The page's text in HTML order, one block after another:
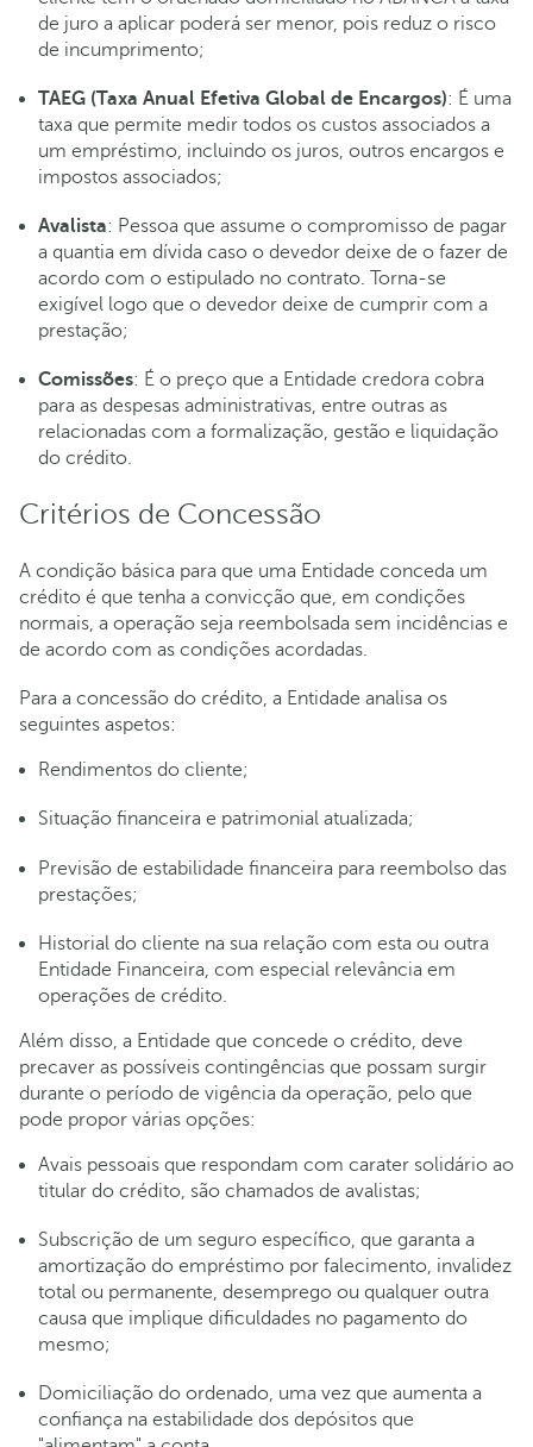
de juro a aplicar poderá ser menor, pois reduz o risco
de incumprimento;
TAEG (Taxa Anual Efetiva Global de Encargos): É uma
taxa que permite medir todos os custos associados a
um empréstimo, incluindo os juros, outros encargos e
impostos associados;
Avalista: Pessoa que assume o compromisso de pagar
a quantia em dívida caso o devedor deixe de o fazer de
acordo com o estipulado no contrato. Torna-se
exigível logo que o devedor deixe de cumprir com a
prestação;
Comissões: É o preço que a Entidade credora cobra
para as despesas administrativas, entre outras as
relacionadas com a formalização, gestão e liquidação
do crédito.
Critérios de Concessão
A condição básica para que uma Entidade conceda um
crédito é que tenha a convicção que, em condições
normais, a operação seja reembolsada sem incidências e
de acordo com as condições acordadas.
Para a concessão do crédito, a Entidade analisa os
seguintes aspetos:
Rendimentos do cliente;
Situação financeira e patrimonial atualizada;
Previsão de estabilidade financeira para reembolso das
prestações;
Historial do cliente na sua relação com esta ou outra
Entidade Financeira, com especial relevância em
operações de crédito.
Além disso, a Entidade que concede o crédito, deve
precaver as possíveis contingências que possam surgir
durante o período de vigência da operação, pelo que
pode propor várias opções:
Avais pessoais que respondam com carater solidário ao
titular do crédito, são chamados de avalistas;
Subscrição de um seguro específico, que garanta a
amortização do empréstimo por falecimento, invalidez
total ou permanente, desemprego ou qualquer outra
causa que implique dificuldades no pagamento do
mesmo;
Domiciliação do ordenado, uma vez que aumenta a
confiança na estabilidade dos depósitos que